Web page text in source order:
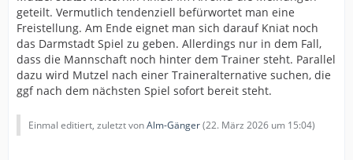
geteilt. Vermutlich tendenziell befürwortet man eine
Freistellung. Am Ende eignet man sich darauf Kniat noch
das Darmstadt Spiel zu geben. Allerdings nur in dem Fall,
dass die Mannschaft noch hinter dem Trainer steht. Parallel
dazu wird Mutzel nach einer Traineralternative suchen, die
ggf nach dem nächsten Spiel sofort bereit steht.
Einmal editiert, zuletzt vonAlm-Gänger(22. März 2026 um 15:04)